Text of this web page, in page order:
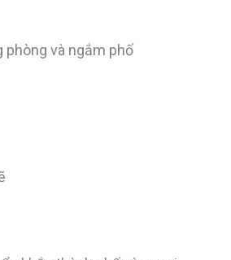
phòng và ngắm phố